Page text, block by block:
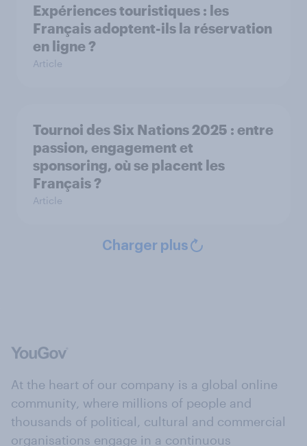
Expériences touristiques : les
Français adoptent-ils la réservation
en ligne ?
Article
Tournoi des Six Nations 2025 : entre
passion, engagement et
sponsoring, où se placent les
Français ?
Article
Charger plus
At the heart of our company is a global online
community, where millions of people and
thousands of political, cultural and commercial
organisations engage in a continuous